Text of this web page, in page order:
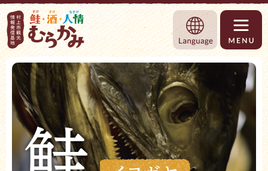
村上市観光情報総合サイト 村上市観光
Language